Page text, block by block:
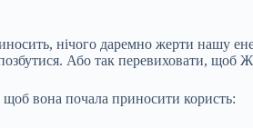
нічого даремно жерти нашу
Або так перевиховати, щоб
вона почала приносити користь: